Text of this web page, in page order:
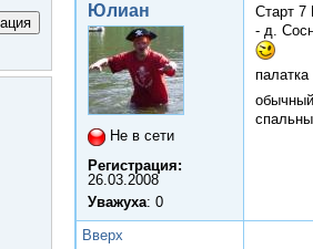
Юлиан
Не в сети
Регистрация:
26.03.2008
Уважуха: 0
Старт 7
- д.
Вверх